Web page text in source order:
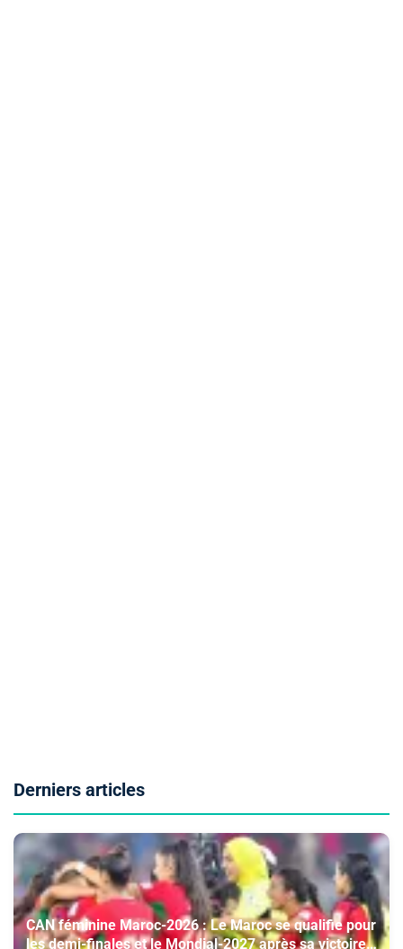
Derniers articles
CAN féminine Maroc-2026 : Le Maroc se qualifie pour
les demi-finales et le Mondial-2027 après sa victoire